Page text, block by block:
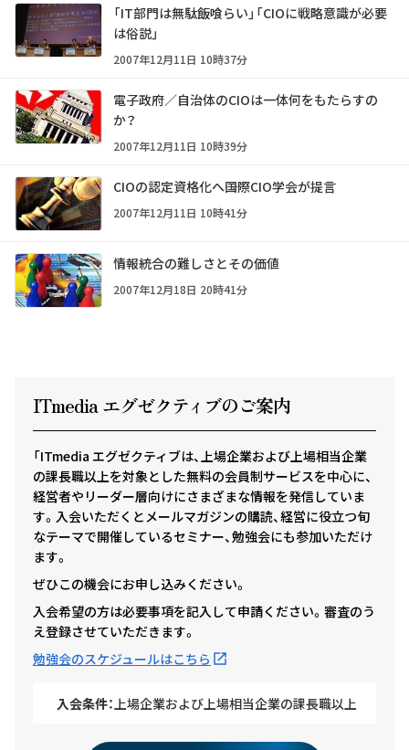
「IT部門は無駄飯喰らい」「CIOに戦略意識が必要
は俗説」
2007年12月11日 10時37分
電子政府／自治体のCIOは一体何をもたらすの
か？
2007年12月11日 10時39分
CIOの認定資格化へ――国際CIO学会が提言
2007年12月11日 10時41分
情報統合の難しさとその価値
2007年12月18日 20時41分
ITmedia エグゼクティ ブのご案内
「ITmedia エグゼクティブは、上場企業および上場相当企業
の課長職以上を対象とした無料の会員制サービスを中心に、
経営者やリーダー層向けにさまざまな情報を発信していま
す。入会いただくとメールマガジンの購読、経営に役立つ旬
なテーマで開催しているセミナー、勉強会にも参加いただけ
ます。
ぜひこの機会にお申し込みください。
入会希望の方は必要事項を記入して申請ください。審査のう
え登録させていただきます。
勉強会のスケジュールはこちら
入会条件： 上場企業および上場相当企業の課長職以上